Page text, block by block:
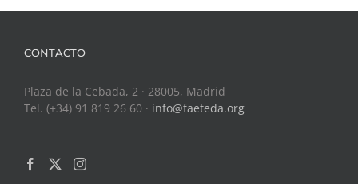
CONTACTO
Plaza de la Cebada, 2 · 28005, Madrid
Tel. (+34) 91 819 26 60 · info@faeteda.org